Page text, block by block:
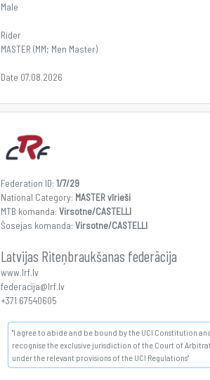
Male
Rider
MASTER (MM; Men Master)
Date 07.08.2026
Federation ID: 1/7/29
National Category: MASTER vīrieši
MTB komanda: Virsotne/CASTELLI
Šosejas komanda: Virsotne/CASTELLI
Latvijas Riteņbraukšanas federācija
www.lrf.lv
federacija@lrf.lv
+371 67540605
"I agree to abide and be bound by the UCI Constitution
recognise the exclusive jurisdiction of the Court of
under the relevant provisions of the UCI Regulations"